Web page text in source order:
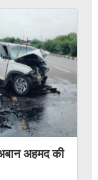
अहमद की